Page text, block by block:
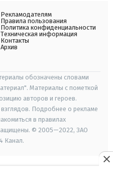
Рекламодателям
Правила пользования
Политика конфиденциальности
Техническая информация
Контакты
Архив
обозначены словами
Материалы с пометкой
авторов и героев.
Подробнее о рекламе
в правилах
© 2005—2022, ЗАО
Канал.